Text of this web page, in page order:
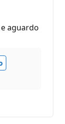
aguardo